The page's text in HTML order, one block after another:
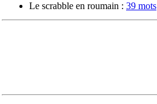
Le scrabble en roumain : 39 mots